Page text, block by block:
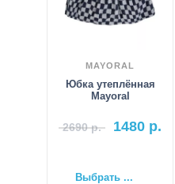
MAYORAL
Юбка утеплённая
Mayoral
2690р. 1480 р.
Выбрать ...